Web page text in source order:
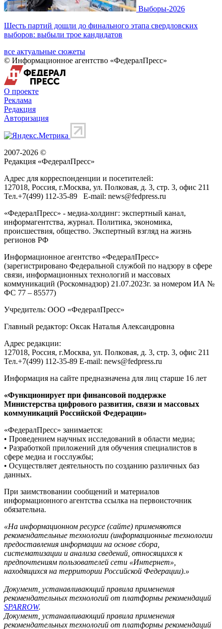
Выборы-2026
Шесть партий дошли до финального этапа свердловских
выборов: выбыли трое кандидатов
все актуальные сюжеты
© Информационное агентство «ФедералПресс»
О проекте
Реклама
Редакция
Авторизация
2007-2026 ©
Редакция «ФедералПресс»
Адрес для корреспонденции и посетителей:
127018, Россия, г.Москва, ул. Полковая, д. 3, стр. 3, офис 211
Тел.+7(499) 112-35-89 E-mail: news@fedpress.ru
«ФедералПресс» - медиа-холдинг: экспертный канал,
информагентства, журнал. Политика, экономика,
происшествия, общество. Экспертный взгляд на жизнь
регионов РФ
Информационное агентство «ФедералПресс»
(зарегистрировано Федеральной службой по надзору в сфере
связи, информационных технологий и массовых
коммуникаций (Роскомнадзор) 21.07.2023г. за номером ИА №
ФС 77 – 85577)
Учредитель: ООО «ФедералПресс»
Главный редактор: Оксак Наталья Александровна
Адрес редакции:
127018, Россия, г.Москва, ул. Полковая, д. 3, стр. 3, офис 211
Тел.+7(499) 112-35-89 E-mail: news@fedpress.ru
Информация на сайте предназначена для лиц старше 16 лет
«Функционирует при финансовой поддержке
Министерства цифрового развития, связи и массовых
коммуникаций Российской Федерации»
«ФедералПресс» занимается:
• Проведением научных исследований в области медиа;
• Разработкой приложений для обучения специалистов в
сфере медиа и госслужбы;
• Осуществляет деятельность по созданию различных баз
данных.
При заимствовании сообщений и материалов
информационного агентства ссылка на первоисточник
обязательна.
«На информационном ресурсе (сайте) применяются
рекомендательные технологии (информационные технологии
предоставления информации на основе сбора,
систематизации и анализа сведений, относящихся к
предпочтениям пользователей сети «Интернет»,
находящихся на территории Российской Федерации).»
Документ, устанавливающий правила применения
рекомендательных технологий от платформы рекомендаций
SPARROW.
Документ, устанавливающий правила применения
рекомендательных технологий от платформы рекомендаций